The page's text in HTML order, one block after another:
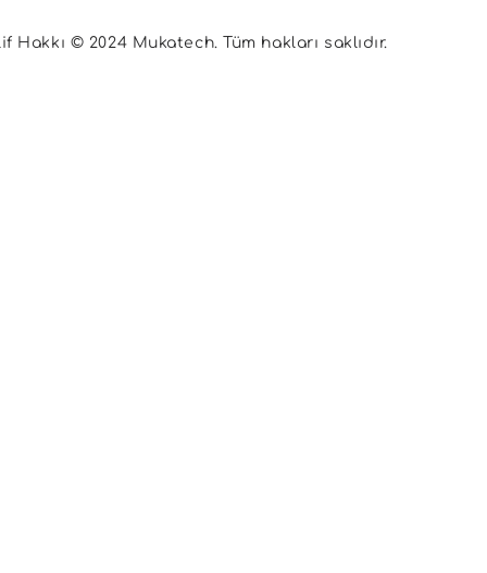
Hakkı © 2024 Mukatech. Tüm hakları saklıdır.